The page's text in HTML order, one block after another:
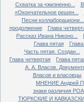
Схватка за «жизненно...
«Окончательное решен...
Песни коллаборациони...
продолжение
Глава
Рассказ Ивана Никоно...
Глава пятая
Часть пятая. Создан...
Глава четвертая
Глава
А. А. Власов.
Власов и власовцы
МНЕНИЕ Андрей
знаки различия РОА
ТЮРКСКИЕ И